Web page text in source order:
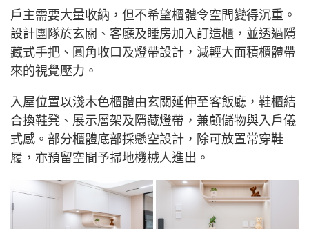
戶主需要大量收納，但不希望櫃體令空間變得沉重。
設計團隊於玄關、客廳及睡房加入訂造櫃，並透過隱
藏式手把、圓角收口及燈帶設計，減輕大面積櫃體帶
來的視覺壓力。
入屋位置以淺木色櫃體由玄關延伸至客飯廳，鞋櫃結
合換鞋凳、展示層架及隱藏燈帶，兼顧儲物與入戶儀
式感。部分櫃體底部採懸空設計，除可放置常穿鞋
履，亦預留空間予掃地機械人進出。